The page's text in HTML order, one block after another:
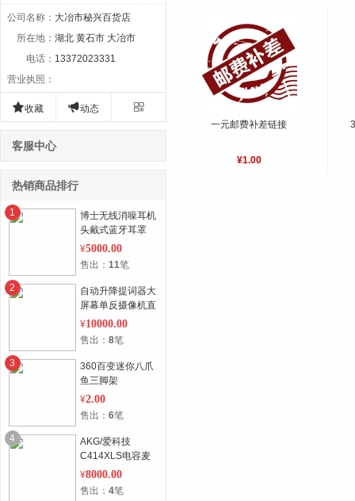
一元邮费补差链接
¥1.00
公司名称 ： 大冶市秘兴百货店
所在地 ： 湖北 黄石市 大冶市
电话 ： 13372023331
营业执照 ：
收藏 动态 
客服中心
热销商品排行
1
博士无线消噪耳机
头戴式蓝牙耳罩
¥5000.00
售出： 11笔
2
自动升降提词器大
屏幕单反摄像机直
播提字器题词器
¥10000.00
售出： 8笔
3
360百变迷你八爪
鱼三脚架
¥2.00
售出： 6笔
4
AKG/爱科技
C414XLS电容麦
克风
¥8000.00
售出： 4笔